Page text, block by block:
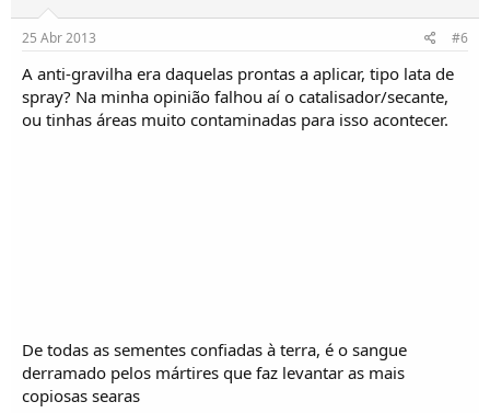
25 Abr 2013 #6
A anti-gravilha era daquelas prontas a aplicar, tipo lata de
spray? Na minha opinião falhou aí o catalisador/secante,
ou tinhas áreas muito contaminadas para isso acontecer.
De todas as sementes confiadas à terra, é o sangue
derramado pelos mártires que faz levantar as mais
copiosas searas